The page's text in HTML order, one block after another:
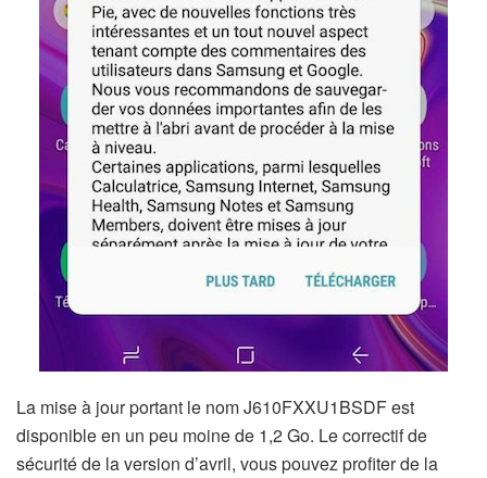
La mise à jour portant le nom J610FXXU1BSDF est
disponible en un peu moine de 1,2 Go. Le correctif de
sécurité de la version d’avril, vous pouvez profiter de la